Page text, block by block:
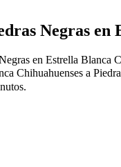
Negras en
en Estrella
Chihuahuenses a